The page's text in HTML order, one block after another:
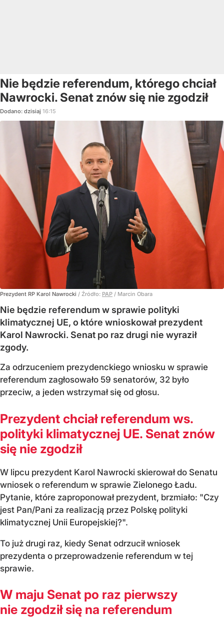
Nie będzie referendum, którego chciał
Nawrocki. Senat znów się nie zgodził
Dodano: dzisiaj 16:15
Prezydent RP Karol Nawrocki / Źródło: PAP / Marcin Obara
Nie będzie referendum w sprawie polityki
klimatycznej UE, o które wnioskował prezydent
Karol Nawrocki. Senat po raz drugi nie wyraził
zgody.
Za odrzuceniem prezydenckiego wniosku w sprawie
referendum zagłosowało 59 senatorów, 32 było
przeciw, a jeden wstrzymał się od głosu.
Prezydent chciał referendum ws.
polityki klimatycznej UE. Senat znów
się nie zgodził
W lipcu prezydent Karol Nawrocki skierował do Senatu
wniosek o referendum w sprawie Zielonego Ładu.
Pytanie, które zaproponował prezydent, brzmiało: "Czy
jest Pan/Pani za realizacją przez Polskę polityki
klimatycznej Unii Europejskiej?".
To już drugi raz, kiedy Senat odrzucił wniosek
prezydenta o przeprowadzenie referendum w tej
sprawie.
W maju Senat po raz pierwszy
nie zgodził się na referendum